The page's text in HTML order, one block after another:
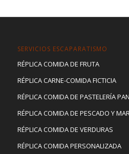
SERVICIOS ESCAPARATISMO
RÉPLICA COMIDA DE FRUTA
RÉPLICA CARNE-COMIDA FICTICIA
RÉPLICA COMIDA DE PASTELERÍA
RÉPLICA COMIDA DE PESCADO Y
RÉPLICA COMIDA DE VERDURAS
RÉPLICA COMIDA PERSONALIZADA